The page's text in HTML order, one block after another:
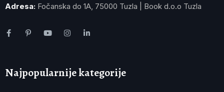
Adresa: Fočanska do 1A, 75000 Tuzla | Book d.o.o Tuzla
Najpopularnije kategorije